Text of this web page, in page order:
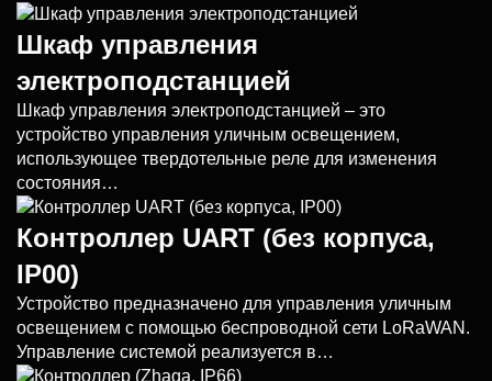
Шкаф управления
электроподстанцией
Шкаф управления электроподстанцией – это
устройство управления уличным освещением,
использующее твердотельные реле для изменения
состояния…
Контроллер UART (без корпуса,
IP00)
Устройство предназначено для управления уличным
освещением с помощью беспроводной сети LoRaWAN.
Управление системой реализуется в…